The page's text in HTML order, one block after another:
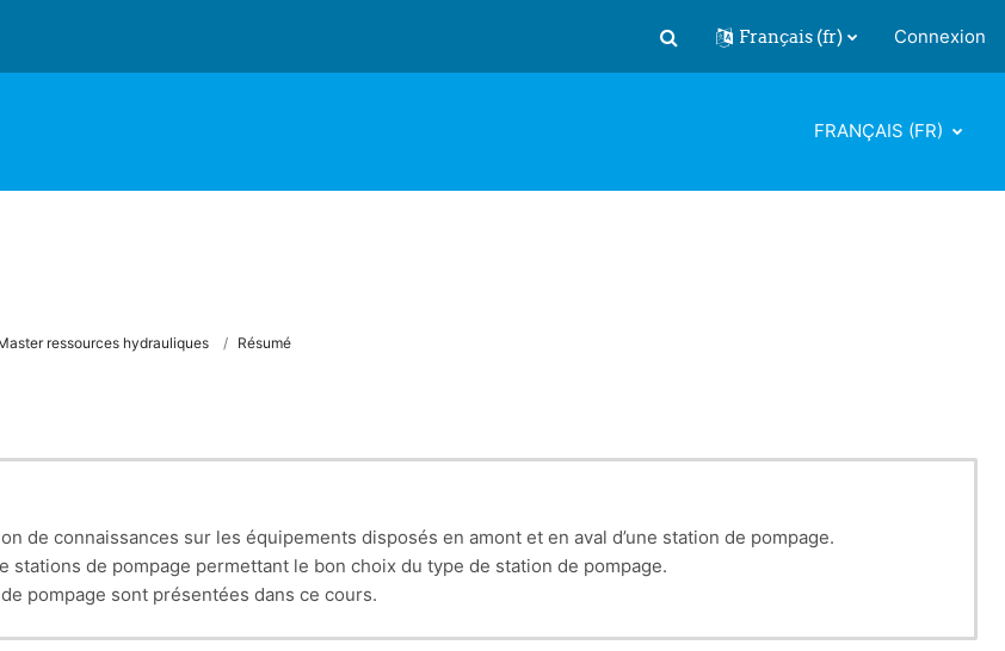
Activer/désactiver la saisie de
Français ‎(fr)‎ Connexion
FRANÇAIS ‎(FR)‎
ressources hydrauliques Résumé
de connaissances sur les équipements disposés en amont et en aval d’une station de pompage.
de pompage permettant le bon choix du type de station de pompage.
pompage sont présentées dans ce cours.